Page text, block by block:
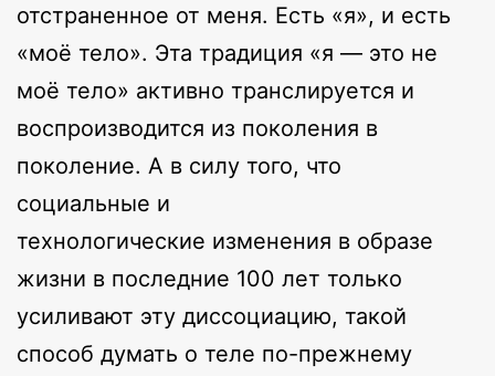
отстраненное от меня. Есть «я», и есть
«моё тело». Эта традиция «я — это не
моё тело» активно транслируется и
воспроизводится из поколения в
поколение. А в силу того, что
социальные и
технологические изменения в образе
жизни в последние 100 лет только
усиливают эту диссоциацию, такой
способ думать о теле по-прежнему